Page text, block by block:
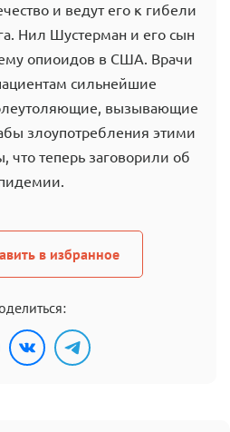
и ведут его к гибели
Нил Шустерман и его сын
опиоидов в США. Врачи
сильнейшие
вызывающие
злоупотребления этими
что теперь заговорили об
в избранное